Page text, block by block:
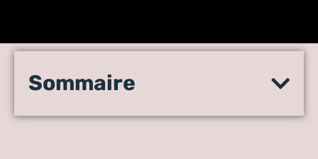
(7 méthodes) : comment
répétés de Snapchat (2021)
Sommaire